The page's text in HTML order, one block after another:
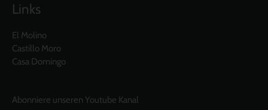
Links
El Molino
Castillo Moro
Casa Domingo
Abonniere unseren Youtube Kanal